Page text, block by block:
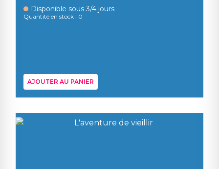
Disponible sous 3/4 jours
Quantité en stock : 0
AJOUTER AU PANIER